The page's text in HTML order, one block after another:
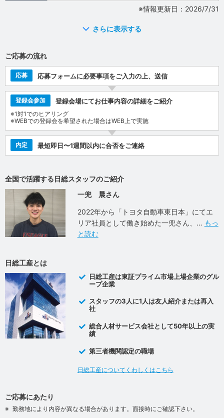
※情報更新日：2026/7/31
さらに表示する
ご応募の流れ
応募 応募フォームに必要事項をご入力の上、送信
登録会参加 登録会場にてお仕事内容の詳細をご紹介
※1対1でのヒアリング
※WEBでの登録会を希望された場合はWEB上で実施
内定 最短即日〜1週間以内に合否をご連絡
全国で活躍する日総スタッフのご紹介
一兜 晨さん
2022年から「トヨタ自動車東日本」にてエ
リア社員として働き始めた一兜さん、
もっ
と読む
日総工産とは
日総工産は東証プライム市場上場企業のグル
ープ企業
スタッフの3人に1人は友人紹介または再入
社
総合人材サービス会社として50年以上の実
績
第三者機関認定の職場
日総工産についてくわしくはこちら
ご応募にあたり
勤務地により内容が異なる場合があります。面接時にご確認下さい。